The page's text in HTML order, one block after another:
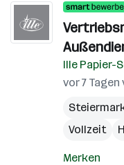
Ille Papier-
vor 7
Vollzeit
Merken